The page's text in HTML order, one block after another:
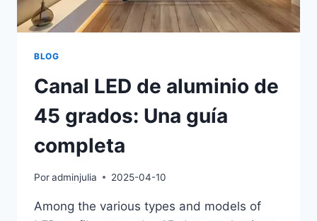
BLOG
Canal LED de aluminio de
45 grados: Una guía
completa
Poradminjulia 2025-04-10
Among the various types and models of